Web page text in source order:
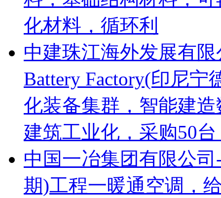
化材料，循环利
中建珠江海外发展有
Battery Factory(印尼
化装备集群，智能建
建筑工业化，采购50台
中国一冶集团有限公
期)工程一暖通空调，